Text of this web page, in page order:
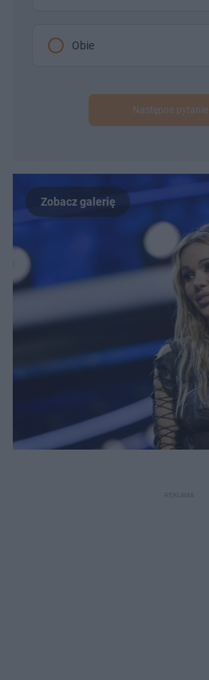
Obie
Następne pytanie